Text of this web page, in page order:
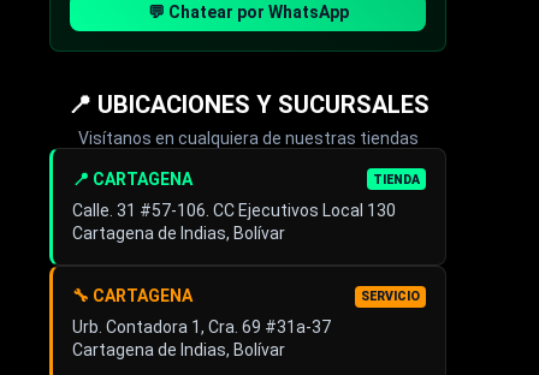
💬 Chatear por WhatsApp
📍 UBICACIONES Y SUCURSALES
Visítanos en cualquiera de nuestras tiendas
📍 CARTAGENA TIENDA
Calle. 31 #57-106. CC Ejecutivos Local 130
Cartagena de Indias, Bolívar
🔧 CARTAGENA SERVICIO
Urb. Contadora 1, Cra. 69 #31a-37
Cartagena de Indias, Bolívar